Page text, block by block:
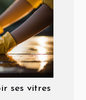
ses vitres